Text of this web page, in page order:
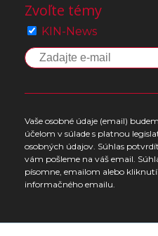
Zvoľte témy
KIN-News
Vaše osobné údaje (email)
účelom v súlade s platnou
osobných údajov. Súhlas
vám pošleme na váš email.
písomne, emailom alebo
informačného emailu.